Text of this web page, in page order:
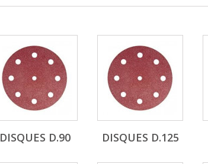
DISQUES D.90 DISQUES D.125